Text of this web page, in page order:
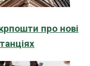
про нові